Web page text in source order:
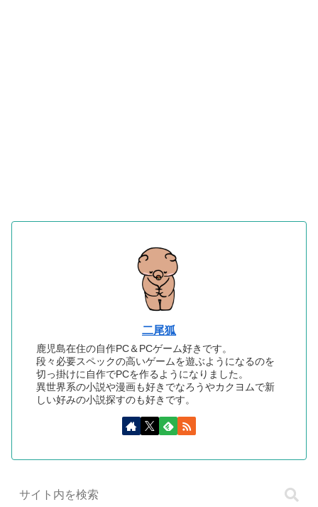
二尾狐
鹿児島在住の自作PC＆PCゲーム好きです。
段々必要スペックの高いゲームを遊ぶようになるのを
切っ掛けに自作でPCを作るようになりました。
異世界系の小説や漫画も好きでなろうやカクヨムで新
しい好みの小説探すのも好きです。